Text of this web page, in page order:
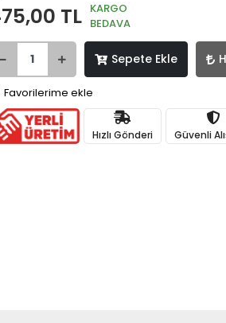
TL KARGO
BEDAVA
Sepete Ekle
Favorilerime ekle
Hızlı Gönderi Güvenli